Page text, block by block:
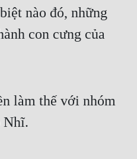
nào đó, những
con cưng của
làm thế với nhóm
Nhĩ.